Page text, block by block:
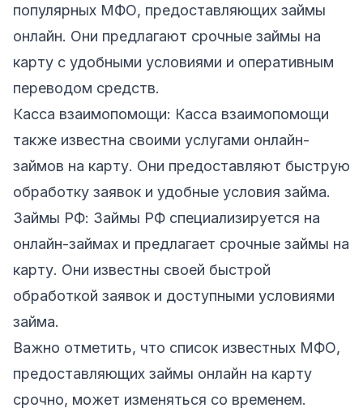
популярных МФО, предоставляющих займы
онлайн. Они предлагают срочные займы на
карту с удобными условиями и оперативным
переводом средств.
Касса взаимопомощи: Касса взаимопомощи
также известна своими услугами онлайн-
займов на карту. Они предоставляют быструю
обработку заявок и удобные условия займа.
Займы РФ: Займы РФ специализируется на
онлайн-займах и предлагает срочные займы на
карту. Они известны своей быстрой
обработкой заявок и доступными условиями
займа.
Важно отметить, что список известных МФО,
предоставляющих займы онлайн на карту
срочно, может изменяться со временем.